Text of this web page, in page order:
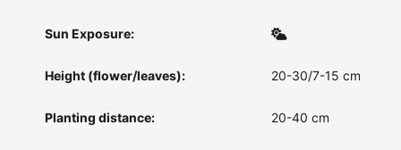
Sun Exposure:
Height (flower/leaves): 20-30/7-15 cm
Planting distance: 20-40 cm